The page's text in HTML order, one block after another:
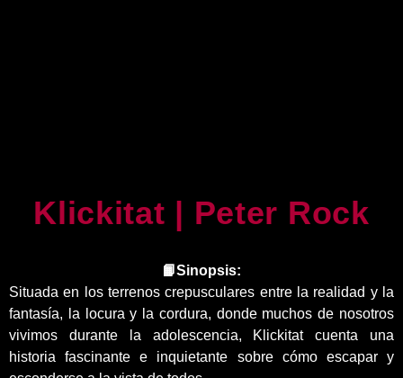
Klickitat | Peter Rock
📙Sinopsis:
Situada en los terrenos crepusculares entre la realidad y la
fantasía, la locura y la cordura, donde muchos de nosotros
vivimos durante la adolescencia, Klickitat cuenta una
historia fascinante e inquietante sobre cómo escapar y